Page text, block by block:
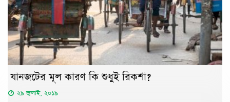
যানজটের মূল কারণ কি শুধুই রিকশা?
২৯ জুলাই, ২০১৯